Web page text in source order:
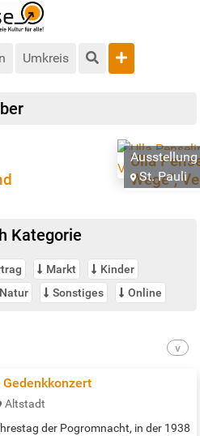
Umkreis
Ulla
Wege",
Ausstellung
St. Pauli
Kategorie
Markt
Kinder
Natur Sonstiges Online
Altstadt
der Pogromnacht, in der 1938